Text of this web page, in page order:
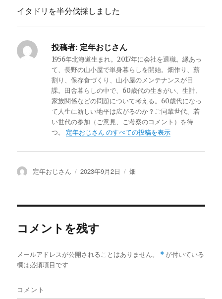
イタドリを半分伐採しました
投稿者: 定年おじさん
1956年北海道生まれ。2017年に会社を退職。縁あっ
て、長野の山小屋で単身暮らしを開始。畑作り、薪
割り、保存食づくり、山小屋のメンテナンスが日
課。田舎暮らしの中で、60歳代の生きがい、生計、
家族関係などの問題について考える。60歳代になっ
て人生に新しい地平は広がるのか？ご同輩世代、若
い世代の参加（ご意見、ご考察のコメント）を待
つ。 定年おじさん のすべての投稿を表示
投
定年おじさん
投
2023年9月2日
カ
リ
畑
コメントを残す
メールアドレスが公開されることはありません。 *が付いている
欄は必須項目です
コメント